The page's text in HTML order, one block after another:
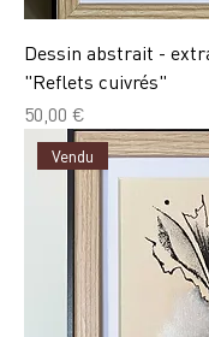
Dessin abstrait -
"Reflets cuivrés"
Prix
50,00 €
Vendu